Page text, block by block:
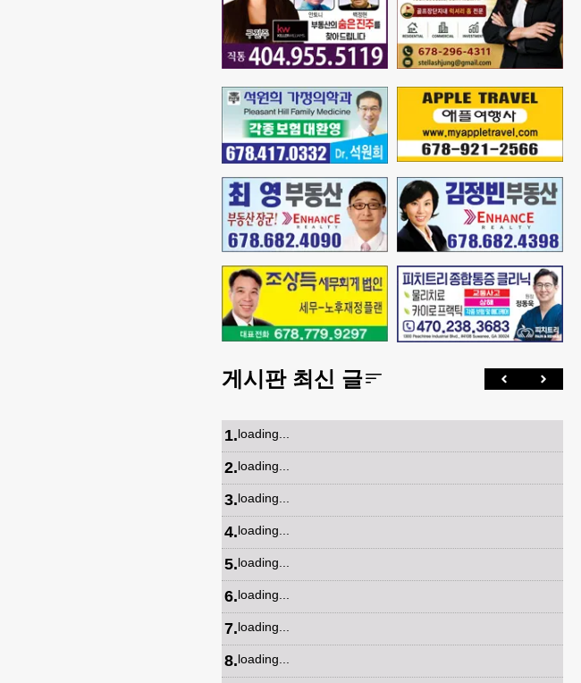
게시판 최신 글
1.loading...
2.loading...
3.loading...
4.loading...
5.loading...
6.loading...
7.loading...
8.loading...